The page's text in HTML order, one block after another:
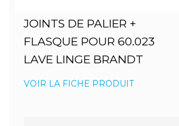
JOINTS DE PALIER +
FLASQUE POUR 60.023
LAVE LINGE BRANDT
VOIR LA FICHE PRODUIT